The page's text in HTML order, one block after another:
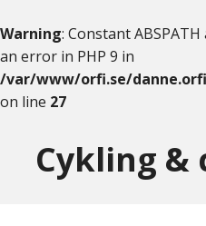
Warning: Constant
an error in PHP 9 in
/var/www/orfi.se/
on line 27
content
primaryCykling &